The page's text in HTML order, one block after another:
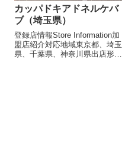
カッパドキアドネルケバ
ブ（埼玉県）
登録店情報Store Information加
盟店紹介対応地域東京都、埼玉
県、千葉県、神奈川県出店形態